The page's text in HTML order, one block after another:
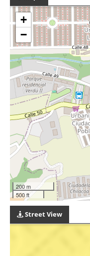
+
−
200 m
500 ft
Street View